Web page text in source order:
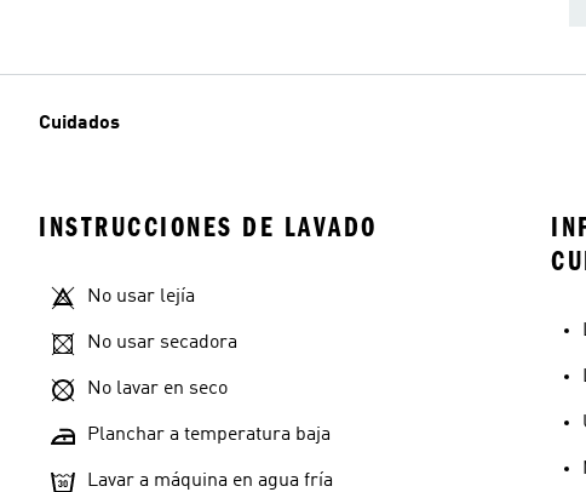
Cuidados
INSTRUCCIONES DE LAVADO
No usar lejía
No usar secadora
No lavar en seco
Planchar a temperatura baja
Lavar a máquina en agua fría